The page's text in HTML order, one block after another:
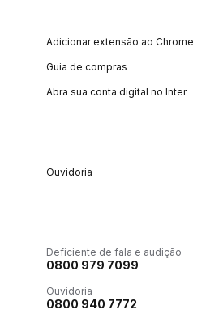
Adicionar extensão ao Chrome
Guia de compras
Abra sua conta digital no Inter
Ouvidoria
Deficiente de fala e audição
0800 979 7099
Ouvidoria
0800 940 7772